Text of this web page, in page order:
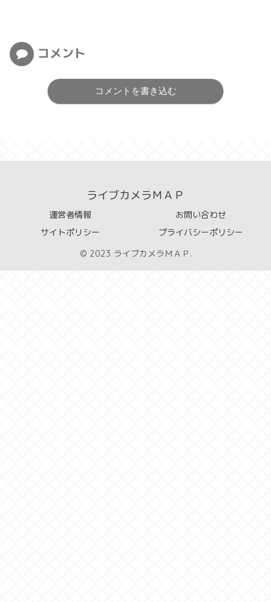
コメント
コメントを書き込む
ライブカメラＭＡＰ
運営者情報
お問い合わせ
サイトポリシー
プライバシーポリシー
© 2023 ライブカメラＭＡＰ.